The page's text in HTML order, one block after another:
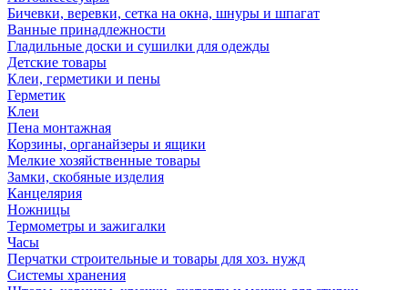
Бичевки, веревки, сетка на окна, шнуры и шпагат
Ванные принадлежности
Гладильные доски и сушилки для одежды
Детские товары
Клеи, герметики и пены
Герметик
Клеи
Пена монтажная
Корзины, органайзеры и ящики
Мелкие хозяйственные товары
Замки, скобяные изделия
Канцелярия
Ножницы
Термометры и зажигалки
Часы
Перчатки строительные и товары для хоз. нужд
Системы хранения